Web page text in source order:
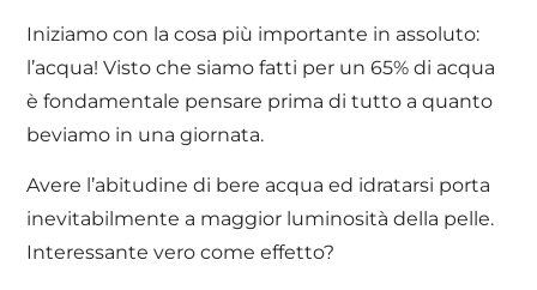
Iniziamo con la cosa più importante in assoluto:
l’acqua! Visto che siamo fatti per un 65% di acqua
è fondamentale pensare prima di tutto a quanto
beviamo in una giornata.
Avere l’abitudine di bere acqua ed idratarsi porta
inevitabilmente a maggior luminosità della pelle.
Interessante vero come effetto?